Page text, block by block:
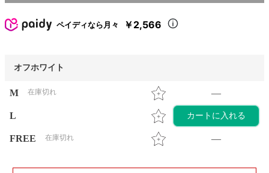
ペイディなら月々 ￥2,566
オフホワイト
M 在庫切れ —
L カートに入れる
FREE 在庫切れ —